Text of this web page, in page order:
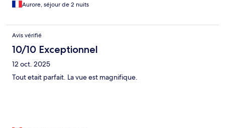
Aurore, séjour de 2 nuits
Avis vérifié
10/10 Exceptionnel
12 oct. 2025
Tout etait parfait. La vue est magnifique.